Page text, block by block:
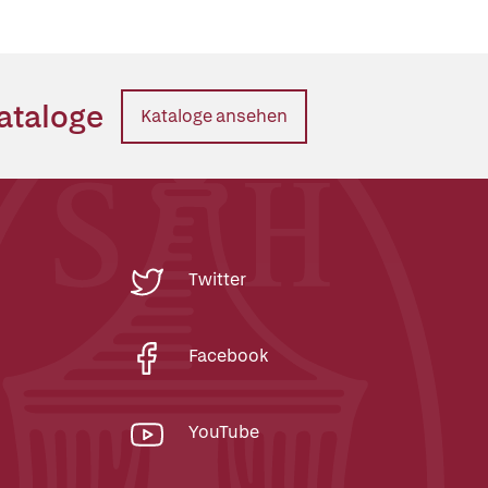
Kataloge ansehen
Twitter
Facebook
YouTube